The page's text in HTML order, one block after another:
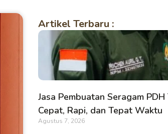
Artikel Terbaru :
Jasa Pembuatan Seragam PDH
Cepat, Rapi, dan Tepat Waktu
Agustus 7, 2026